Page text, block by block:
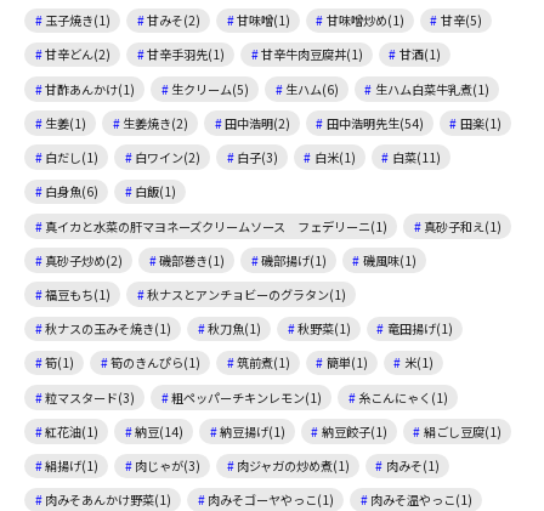
玉子焼き(1)
甘みそ(2) 甘味噌(1) 甘味噌炒め(1)
甘辛(5)
甘辛どん(2)
甘辛手羽先(1) 甘辛牛肉豆腐丼(1)
甘酒(1)
甘酢あんかけ(1)
生クリーム(5) 生ハム(6)
生ハム白菜牛乳煮(1)
生姜(1)
生姜焼き(2) 田中浩明(2) 田中浩明先生(54)
田楽(1)
白だし(1)
白ワイン(2) 白子(3) 白米(1)
白菜(11)
白身魚(6)
白飯(1)
真イカと水菜の肝マヨネーズクリームソース フェデリーニ(1)
真砂子和え(1)
真砂子炒め(2)
磯部巻き(1) 磯部揚げ(1)
磯風味(1)
福豆もち(1)
秋ナスとアンチョビーのグラタン(1)
秋ナスの玉みそ焼き(1)
秋刀魚(1) 秋野菜(1)
竜田揚げ(1)
筍(1)
筍のきんぴら(1) 筑前煮(1) 簡単(1)
米(1)
粒マスタード(3)
粗ペッパーチキンレモン(1)
糸こんにゃく(1)
紅花油(1)
納豆(14) 納豆揚げ(1) 納豆餃子(1)
絹ごし豆腐(1)
絹揚げ(1)
肉じゃが(3) 肉ジャガの炒め煮(1)
肉みそ(1)
肉みそあんかけ野菜(1)
肉みそゴーヤやっこ(1)
肉みそ温やっこ(1)